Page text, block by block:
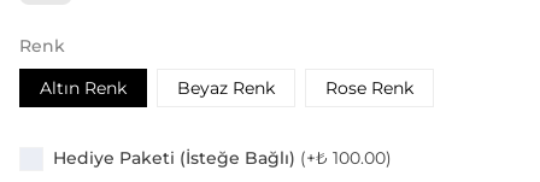
Renk
Altın Renk
Beyaz Renk Rose Renk
Hediye Paketi (İsteğe Bağlı) (+₺ 100.00)